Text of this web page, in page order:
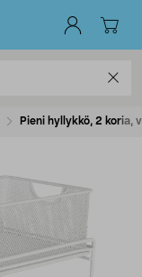
Pieni hyllykkö, 2 koria,